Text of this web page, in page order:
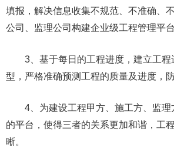
填报，解决信息收集不规范、不准确、
公司、监理公司构建企业级工程管理平台
3、基于每日的工程进度，建立工程
型，严格准确预测工程的质量及进度，防
4、为建设工程甲方、施工方、监理
的平台，使得三者的关系更加和谐，工
晰。